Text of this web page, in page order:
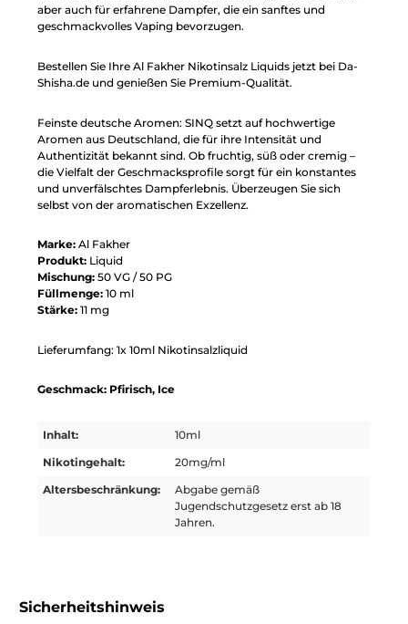
aber auch für erfahrene Dampfer, die ein sanftes und
geschmackvolles Vaping bevorzugen.
Bestellen Sie Ihre Al Fakher Nikotinsalz Liquids jetzt bei Da-
Shisha.de und genießen Sie Premium-Qualität.
Feinste deutsche Aromen: SINQ setzt auf hochwertige
Aromen aus Deutschland, die für ihre Intensität und
Authentizität bekannt sind. Ob fruchtig, süß oder cremig –
die Vielfalt der Geschmacksprofile sorgt für ein konstantes
und unverfälschtes Dampferlebnis. Überzeugen Sie sich
selbst von der aromatischen Exzellenz.
Marke: Al Fakher
Produkt: Liquid
Mischung: 50 VG / 50 PG
Füllmenge: 10 ml
Stärke: 11 mg
Lieferumfang: 1x 10ml Nikotinsalzliquid
Geschmack: Pfirisch, Ice
Inhalt:
10ml
Nikotingehalt:
20mg/ml
Altersbeschränkung:
Abgabe gemäß
Jugendschutzgesetz erst ab 18
Jahren.
Sicherheitshinweis